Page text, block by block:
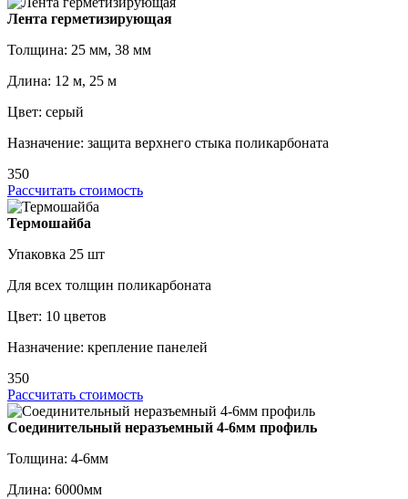
Лента герметизирующая
Толщина: 25 мм, 38 мм
Длина: 12 м, 25 м
Цвет: серый
Назначение: защита верхнего стыка поликарбоната
350
Рассчитать стоимость
Термошайба
Упаковка 25 шт
Для всех толщин поликарбоната
Цвет: 10 цветов
Назначение: крепление панелей
350
Рассчитать стоимость
Соединительный неразъемный 4-6мм профиль
Толщина: 4-6мм
Длина: 6000мм